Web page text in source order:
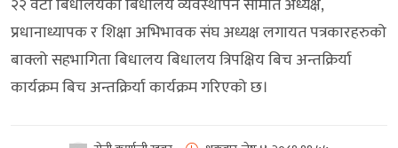
प्रधानाध्यापक र शिक्षा अभिभावक संघ अध्यक्ष लगायत पत्रकारहरुको
बाक्लो सहभागिता बिधालय बिधालय त्रिपक्षिय बिच अन्तक्रिर्या
कार्यक्रम बिच अन्तक्रिर्या कार्यक्रम गरिएको छ।